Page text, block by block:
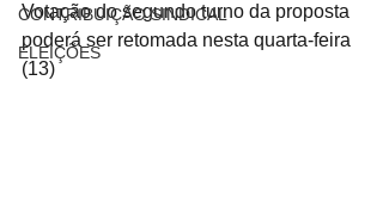
CONTRIBUIÇÃO SINDICAL
ELEIÇÕES
Votação do segundo turno da proposta
poderá ser retomada nesta quarta-feira
(13)